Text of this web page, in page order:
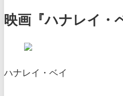
映画『ハナレイ・
ハナレイ・ベイ